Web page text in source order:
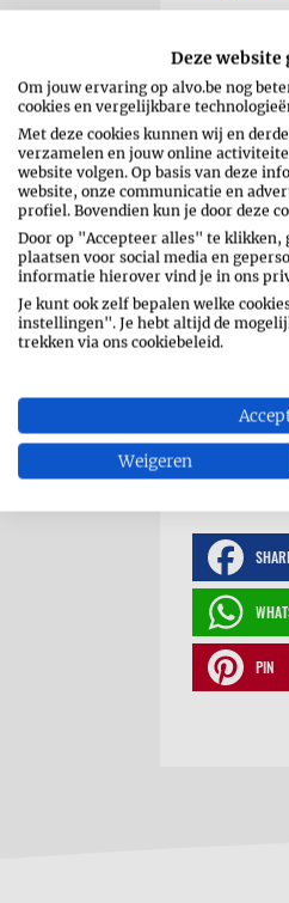
1 l
400 ml
peper
2
1
2
PIN
Deze
Om jouw ervaring op alvo.be nog
cookies en vergelijkbare
Met deze cookies kunnen wij en
verzamelen en jouw online
website volgen. Op basis van deze
website, onze communicatie en
profiel. Bovendien kun je door deze
Door op "Accepteer alles" te klikken,
plaatsen voor social media en
informatie hierover vind je in ons
Je kunt ook zelf bepalen welke
instellingen". Je hebt altijd de
trekken via ons cookiebeleid.
Weigeren